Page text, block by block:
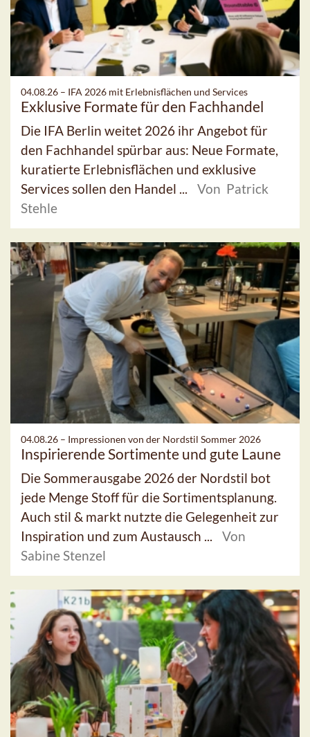
04.08.26 – IFA 2026 mit Erlebnisflächen und Services
Exklusive Formate für den Fachhandel
Die IFA Berlin weitet 2026 ihr Angebot für
den Fachhandel spürbar aus: Neue Formate,
kuratierte Erlebnisflächen und exklusive
Services sollen den Handel ...
Von Patrick
Stehle
04.08.26 – Impressionen von der Nordstil Sommer 2026
Inspirierende Sortimente und gute Laune
Die Sommerausgabe 2026 der Nordstil bot
jede Menge Stoff für die Sortimentsplanung.
Auch stil & markt nutzte die Gelegenheit zur
Inspiration und zum Austausch ...
Von
Sabine Stenzel